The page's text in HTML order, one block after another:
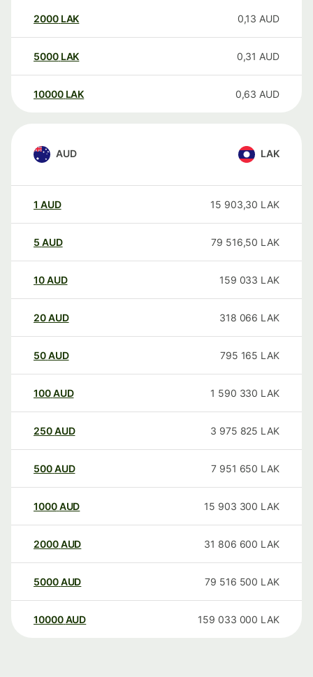
2000 LAK 0,13 AUD
5000 LAK 0,31 AUD
10000 LAK 0,63 AUD
AUD LAK
1 AUD 15 903,30 LAK
5 AUD 79 516,50 LAK
10AUD 159 033 LAK
20AUD 318 066 LAK
50AUD 795 165 LAK
100AUD 1 590 330 LAK
250AUD 3 975 825 LAK
500AUD 7 951 650 LAK
1000AUD 15 903 300 LAK
2000AUD 31 806 600 LAK
5000AUD 79 516 500 LAK
10000 AUD 159 033 000 LAK